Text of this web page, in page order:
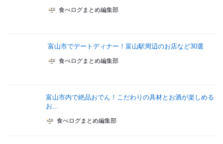
食べログまとめ編集部
富山市でデートディナー！富山駅周辺のお店など30選
食べログまとめ編集部
富山市内で絶品おでん！こだわりの具材とお酒が楽しめる
お...
食べログまとめ編集部